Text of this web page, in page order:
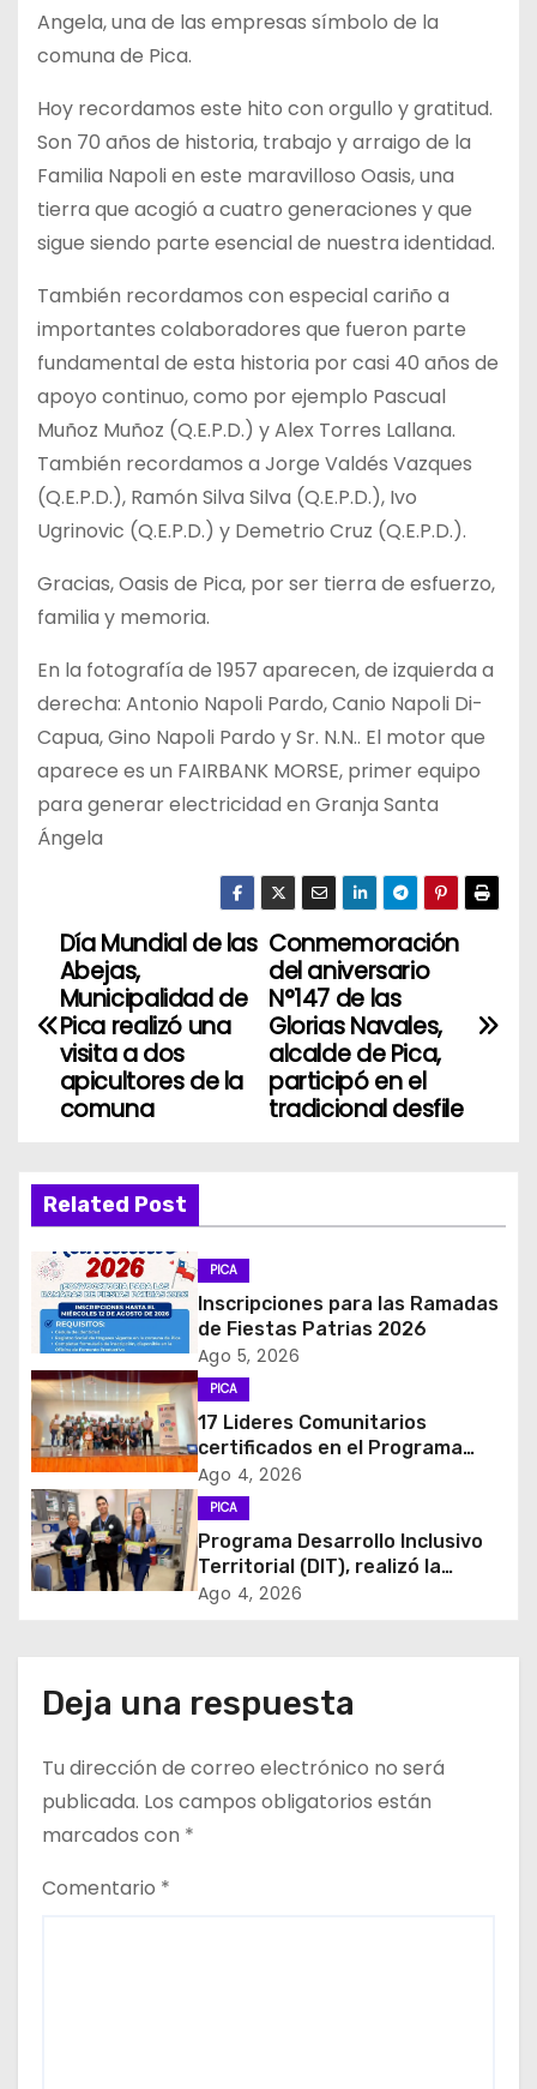
Angela, una de las empresas símbolo de la
comuna de Pica.
Hoy recordamos este hito con orgullo y gratitud.
Son 70 años de historia, trabajo y arraigo de la
Familia Napoli en este maravilloso Oasis, una
tierra que acogió a cuatro generaciones y que
sigue siendo parte esencial de nuestra identidad.
También recordamos con especial cariño a
importantes colaboradores que fueron parte
fundamental de esta historia por casi 40 años de
apoyo continuo, como por ejemplo Pascual
Muñoz Muñoz (Q.E.P.D.) y Alex Torres Lallana.
También recordamos a Jorge Valdés Vazques
(Q.E.P.D.), Ramón Silva Silva (Q.E.P.D.), Ivo
Ugrinovic (Q.E.P.D.) y Demetrio Cruz (Q.E.P.D.).
Gracias, Oasis de Pica, por ser tierra de esfuerzo,
familia y memoria.
En la fotografía de 1957 aparecen, de izquierda a
derecha: Antonio Napoli Pardo, Canio Napoli Di-
Capua, Gino Napoli Pardo y Sr. N.N.. El motor que
aparece es un FAIRBANK MORSE, primer equipo
para generar electricidad en Granja Santa
Ángela
N
a
a
c
i
ó
n
d
e
e
r
a
d
Conmemoración
del aniversario
N°147 de las
Glorias Navales,
alcalde de Pica,
participó en el
tradicional desfile
Día Mundial de las
Abejas,
Municipalidad de
Pica realizó una
visita a dos
apicultores de la
comuna
Related Post
PICA
Inscripciones para las Ramadas
de Fiestas Patrias 2026
Ago 5, 2026
PICA
17 Lideres Comunitarios
certificados en el Programa
MÁS AMA
Ago 4, 2026
PICA
Programa Desarrollo Inclusivo
Territorial (DIT), realizó la
entrega de Cajas de Regulación
Ago 4, 2026
Deja una respuesta
Tu dirección de correo electrónico no será
publicada. Los campos obligatorios están
marcados con *
Comentario *